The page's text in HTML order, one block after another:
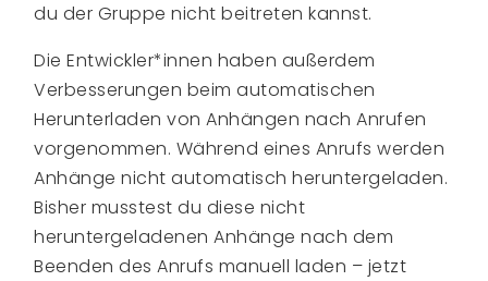
du der Gruppe nicht beitreten kannst.
Die Entwickler*innen haben außerdem
Verbesserungen beim automatischen
Herunterladen von Anhängen nach Anrufen
vorgenommen. Während eines Anrufs werden
Anhänge nicht automatisch heruntergeladen.
Bisher musstest du diese nicht
heruntergeladenen Anhänge nach dem
Beenden des Anrufs manuell laden – jetzt